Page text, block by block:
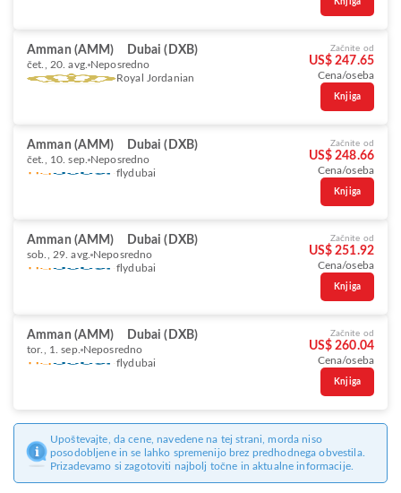
Knjiga
Amman (AMM) Dubai (DXB)
čet., 20. avg. Neposredno
Royal Jordanian
Začnite od
US$ 247.65
Cena/oseba
Knjiga
Amman (AMM) Dubai (DXB)
čet., 10. sep. Neposredno
flydubai
Začnite od
US$ 248.66
Cena/oseba
Knjiga
Amman (AMM) Dubai (DXB)
sob., 29. avg. Neposredno
flydubai
Začnite od
US$ 251.92
Cena/oseba
Knjiga
Amman (AMM) Dubai (DXB)
tor., 1. sep. Neposredno
flydubai
Začnite od
US$ 260.04
Cena/oseba
Knjiga
Upoštevajte, da cene, navedene na tej strani, morda niso
posodobljene in se lahko spremenijo brez predhodnega obvestila.
Prizadevamo si zagotoviti najbolj točne in aktualne informacije.